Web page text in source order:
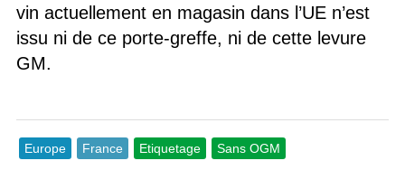
vin actuellement en magasin dans l’UE n’est
issu ni de ce porte-greffe, ni de cette levure
GM.
Europe France Etiquetage Sans OGM